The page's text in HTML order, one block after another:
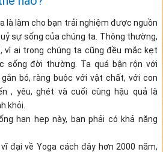
là làm cho bạn trải nghiệm được nguồn
sự sống của chúng ta. Thông thường,
vì ai trong chúng ta cũng đều mắc kẹt
sống đời thường. Ta quá bận rộn với
bó, ràng buộc với vật chất, với con
, yêu, ghét và cuối cùng hậu quả là
khỏi.
hạn hẹp này, bạn phải có khả năng
vĩ đại về Yoga cách đây hơn 2000 năm,